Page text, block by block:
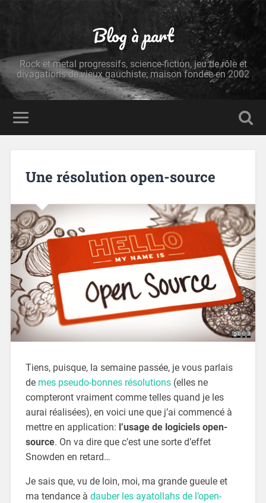
Blog à part
Rock et metal progressifs, science-fiction, jeu de rôle et
divagations de vieux gauchiste; maison fondée en 2002
Une résolution open-source
Tiens, puisque, la semaine passée, je vous parlais
de mes pseudo-bonnes résolutions(elles ne
compteront vraiment comme telles quand je les
aurai réalisées), en voici une que j’ai commencé à
mettre en application: l’usage de logiciels open-
source. On va dire que c’est une sorte d’effet
Snowden en retard…
Je sais que, vu de loin, moi, ma grande gueule et
ma tendance à dauber les ayatollahs de l’open-